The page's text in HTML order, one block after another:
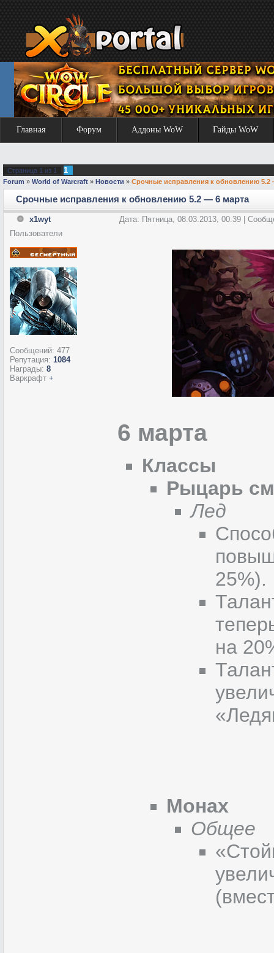
Главная Форум Аддоны WoW Гайды WoW
Страница 1 из 1 1
Forum » World of Warcraft » Новости » Срочные исправления к обновлению 5.2
Срочные исправления к обновлению 5.2 — 6 марта
x1wyt
Дата: Пятница, 08.03.2013, 00:39 |
Пользователи
Сообщений: 477
Репутация: 1084
Награды: 8
Варкрафт +
6 марта
Классы
Рыцарь
Лед
25%).
на
Монах
Общее